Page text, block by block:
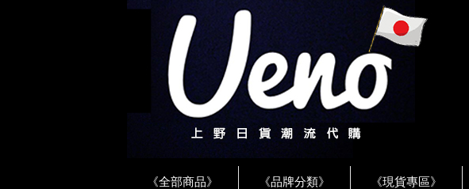
《全部商品》 《品牌分類》 《現貨專區》